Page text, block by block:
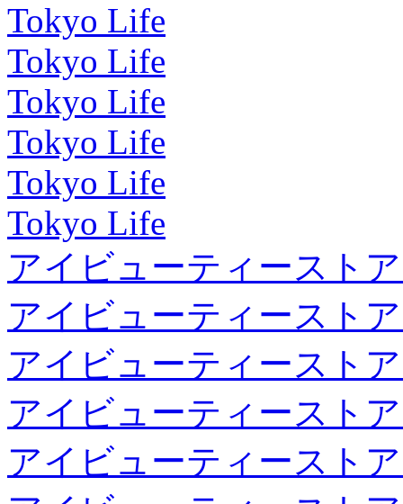
Tokyo Life
Tokyo Life
Tokyo Life
Tokyo Life
Tokyo Life
Tokyo Life
アイビューティースト
アイビューティースト
アイビューティースト
アイビューティースト
アイビューティースト